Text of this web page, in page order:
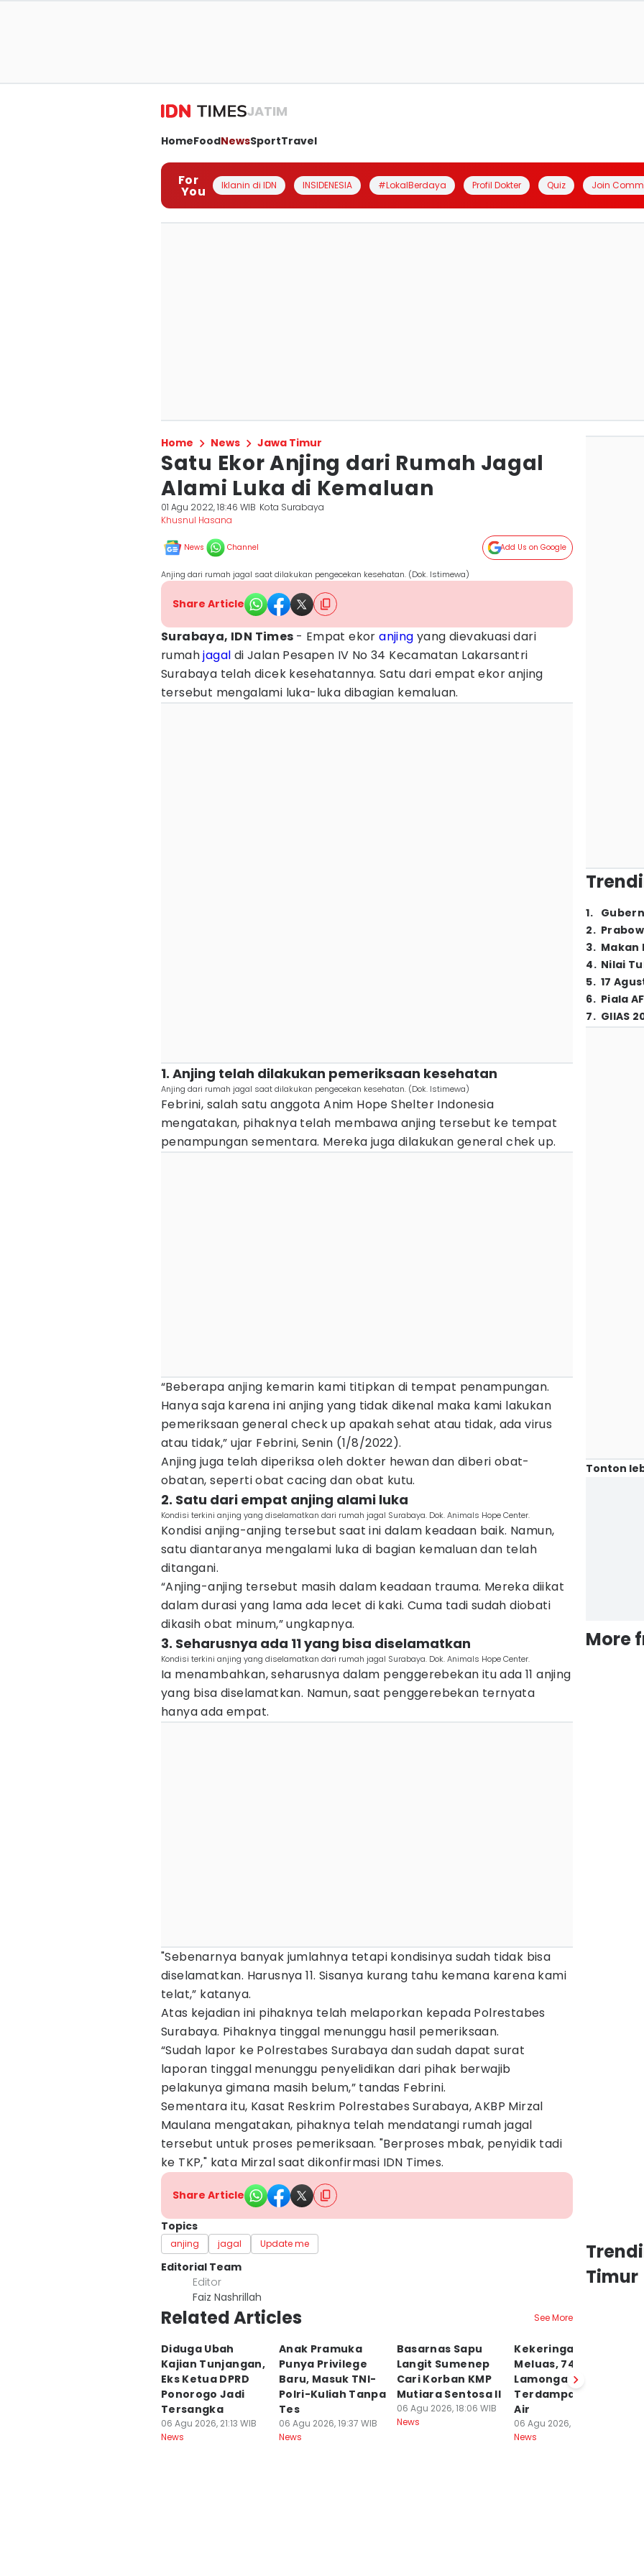
JATIM
HomeFoodNewsSportTravel
For
You Iklanin di IDN INSIDENESIA #LokalBerdaya Profil Dokter Quiz Join
Home News Jawa Timur
Satu Ekor Anjing dari Rumah Jagal
Alami Luka di Kemaluan
01 Agu 2022, 18:46 WIB Kota Surabaya
Khusnul Hasana
News Channel Add Us on Google
Anjing dari rumah jagal saat dilakukan pengecekan kesehatan. (Dok. Istimewa)
Share Article
Surabaya, IDN Times - Empat ekoranjing yang dievakuasi dari
rumahjagal di Jalan Pesapen IV No 34 Kecamatan Lakarsantri
Surabaya telah dicek kesehatannya. Satu dari empat ekor anjing
tersebut mengalami luka-luka dibagian kemaluan.
1. Anjing telah dilakukan pemeriksaan kesehatan
Anjing dari rumah jagal saat dilakukan pengecekan kesehatan. (Dok. Istimewa)
Febrini, salah satu anggota Anim Hope Shelter Indonesia
mengatakan, pihaknya telah membawa anjing tersebut ke tempat
penampungan sementara. Mereka juga dilakukan general chek up.
“Beberapa anjing kemarin kami titipkan di tempat penampungan.
Hanya saja karena ini anjing yang tidak dikenal maka kami lakukan
pemeriksaan general check up apakah sehat atau tidak, ada virus
atau tidak,” ujar Febrini, Senin (1/8/2022).
Anjing juga telah diperiksa oleh dokter hewan dan diberi obat-
obatan, seperti obat cacing dan obat kutu.
2. Satu dari empat anjing alami luka
Kondisi terkini anjing yang diselamatkan dari rumah jagal Surabaya. Dok. Animals Hope Center.
Kondisi anjing-anjing tersebut saat ini dalam keadaan baik. Namun,
satu diantaranya mengalami luka di bagian kemaluan dan telah
ditangani.
“Anjing-anjing tersebut masih dalam keadaan trauma. Mereka diikat
dalam durasi yang lama ada lecet di kaki. Cuma tadi sudah diobati
dikasih obat minum,” ungkapnya.
3. Seharusnya ada 11 yang bisa diselamatkan
Kondisi terkini anjing yang diselamatkan dari rumah jagal Surabaya. Dok. Animals Hope Center.
Ia menambahkan, seharusnya dalam penggerebekan itu ada 11 anjing
yang bisa diselamatkan. Namun, saat penggerebekan ternyata
hanya ada empat.
"Sebenarnya banyak jumlahnya tetapi kondisinya sudah tidak bisa
diselamatkan. Harusnya 11. Sisanya kurang tahu kemana karena kami
telat,” katanya.
Atas kejadian ini pihaknya telah melaporkan kepada Polrestabes
Surabaya. Pihaknya tinggal menunggu hasil pemeriksaan.
“Sudah lapor ke Polrestabes Surabaya dan sudah dapat surat
laporan tinggal menunggu penyelidikan dari pihak berwajib
pelakunya gimana masih belum,” tandas Febrini.
Sementara itu, Kasat Reskrim Polrestabes Surabaya, AKBP Mirzal
Maulana mengatakan, pihaknya telah mendatangi rumah jagal
tersebut untuk proses pemeriksaan. "Berproses mbak, penyidik tadi
ke TKP," kata Mirzal saat dikonfirmasi IDN Times.
Share Article
Topics
anjing jagal Update me
Editorial Team
Editor
Faiz Nashrillah
Related Articles See More
Diduga Ubah
Kajian Tunjangan,
Eks Ketua DPRD
Ponorogo Jadi
Tersangka
06 Agu 2026, 21:13 WIB
News
Anak Pramuka
Punya Privilege
Baru, Masuk TNI-
Polri-Kuliah Tanpa
Tes
06 Agu 2026, 19:37 WIB
News
Basarnas Sapu
Langit Sumenep
Cari Korban KMP
Mutiara Sentosa II
06 Agu 2026, 18:06 WIB
News
Kekeringan Mulai
Meluas, 741 KK di
Lamongan
Terdampak Krisis
Air
06 Agu 2026, 18:05 WIB
News
1.
2.
3. Makan
4. Nilai
5. 17
6. Piala
7. GIIAS
Tonton
More
Timur